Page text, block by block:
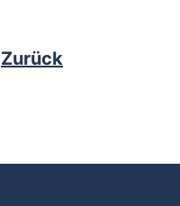
Zurück